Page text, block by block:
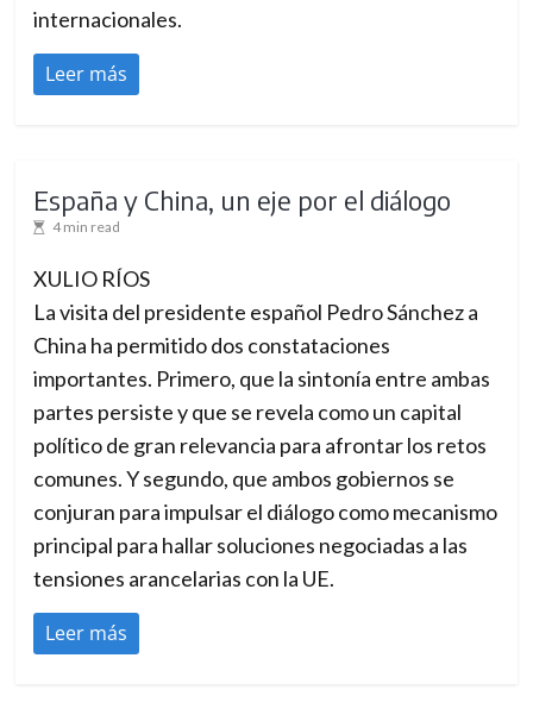
internacionales.
Leer más
España y China, un eje por el diálogo
4 min read
XULIO RÍOS
La visita del presidente español Pedro Sánchez a
China ha permitido dos constataciones
importantes. Primero, que la sintonía entre ambas
partes persiste y que se revela como un capital
político de gran relevancia para afrontar los retos
comunes. Y segundo, que ambos gobiernos se
conjuran para impulsar el diálogo como mecanismo
principal para hallar soluciones negociadas a las
tensiones arancelarias con la UE.
Leer más